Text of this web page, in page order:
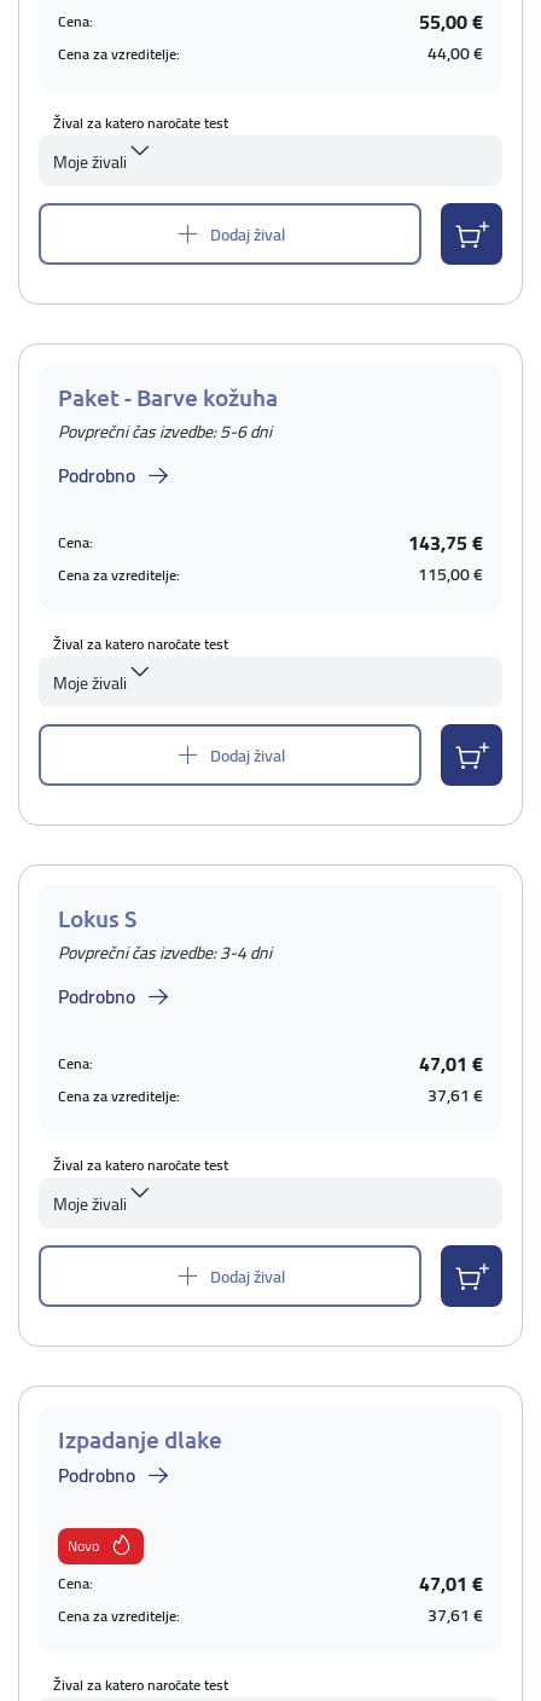
Cena: 55,00 €
Cena za vzreditelje: 44,00 €
Žival za katero naročate test
Moje živali
Dodaj žival
Paket - Barve kožuha
Povprečni čas izvedbe: 5-6 dni
Podrobno
Cena: 143,75 €
Cena za vzreditelje: 115,00 €
Žival za katero naročate test
Moje živali
Dodaj žival
Lokus S
Povprečni čas izvedbe: 3-4 dni
Podrobno
Cena: 47,01 €
Cena za vzreditelje: 37,61 €
Žival za katero naročate test
Moje živali
Dodaj žival
Izpadanje dlake
Podrobno
Novo
Cena:
47,01 €
Cena za vzreditelje: 37,61 €
Žival za katero naročate test